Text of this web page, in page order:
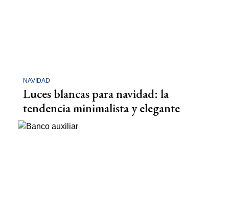
NAVIDAD
Luces blancas para navidad: la
tendencia minimalista y elegante